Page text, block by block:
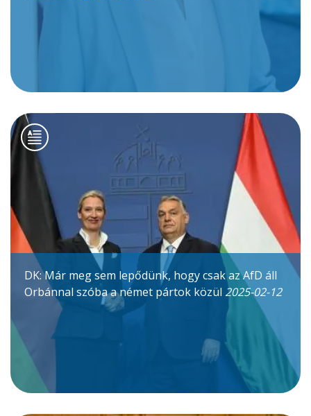
DK: Már meg sem lepődünk, hogy csak az AfD áll
Orbánnal szóba a német pártok közül 2025-02-12